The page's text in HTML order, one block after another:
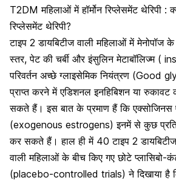
T2DM महिलाओं में हॉर्मोन रिप्लेसमेंट थेरिपी :
रिप्लेसमेंट थेरिपी?
टाइप 2 डायबिटीज वाली महिलाओं में मेनोपॉज
स्तर, पेट की चर्बी और इंसुलिन मेटाबॉलिज्म (
परिवर्तन अच्छे ग्लाइसेमिक नियंत्रण (Good
प्राप्त करने में एडिशनल इनहिबिशन या रुकावट
सकते हैं। इस बात के प्रमाण हैं कि एक्सोजिनस
(exogenous estrogens) इनमें से कुछ
कर सकते हैं। हाल ही में 40 टाइप 2
वाली महिलाओं के बीच किए गए छोटे प्लासिबो-
(placebo-controlled trials) ने दिखाया है